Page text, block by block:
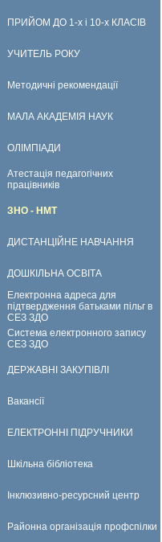
ПРИЙОМ ДО 1-х і 10-х КЛАСІВ
УЧИТЕЛЬ РОКУ
Методичні рекомендації
МАЛА АКАДЕМІЯ НАУК
ОЛІМПІАДИ
Атестація педагогічних
працівників
ЗНО - НМТ
ДИСТАНЦІЙНЕ НАВЧАННЯ
ДОШКІЛЬНА ОСВІТА
Електронна адреса для
підтвердження батьками пільг в
СЕЗ ЗДО
Система електронного запису
СЕЗ ЗДО
ДЕРЖАВНІ ЗАКУПІВЛІ
Вакансії
ЕЛЕКТРОННІ ПІДРУЧНИКИ
Шкільна бібліотека
Інклюзивно-ресурсний центр
Районна організація профспілки